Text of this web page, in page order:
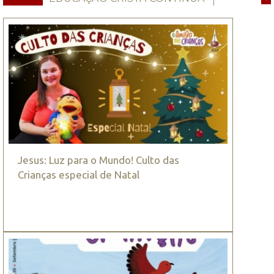
Jesus: Luz para o Mundo! Culto das
Crianças especial de Natal